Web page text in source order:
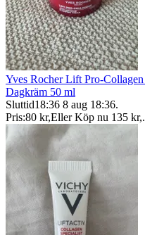
Yves Rocher Lift Pro-
Dagkräm 50 ml
Sluttid18:36 8 aug 18:36.
Pris:80 kr,Eller Köp nu 135 kr,.